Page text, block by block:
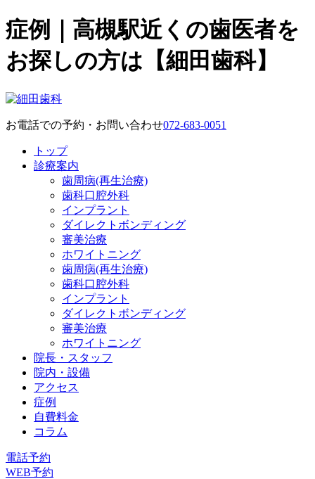
症例｜高槻駅近くの歯医者を
お探しの方は【細田歯科】
お電話での予約・お問い合わせ072-683-0051
トップ
診療案内
歯周病(再生治療)
歯科口腔外科
インプラント
ダイレクトボンディング
審美治療
ホワイトニング
歯周病(再生治療)
歯科口腔外科
インプラント
ダイレクトボンディング
審美治療
ホワイトニング
院長・スタッフ
院内・設備
アクセス
症例
自費料金
コラム
電話予約
WEB予約